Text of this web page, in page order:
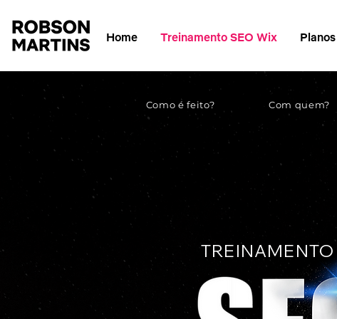
Home Treinamento SEO Wix Planos
Como é feito? Com quem?
TREINAMENTO